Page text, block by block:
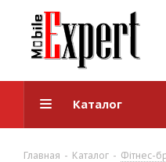
Каталог
Главная - Каталог - Фітнес-